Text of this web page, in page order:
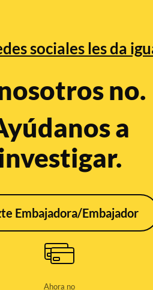
sociales les da
no.
a
Embajadora/Embajador
Ahora no
de julio en
récords para